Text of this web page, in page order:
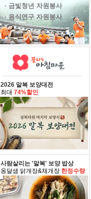
· 금빛청년 자원봉사
· 음식연구 자원봉사
2026 말복 보양대전
최대 74%할인
사람살리는 '말복' 보양 밥상
옹달샘 닭개장&채개장 한정수량